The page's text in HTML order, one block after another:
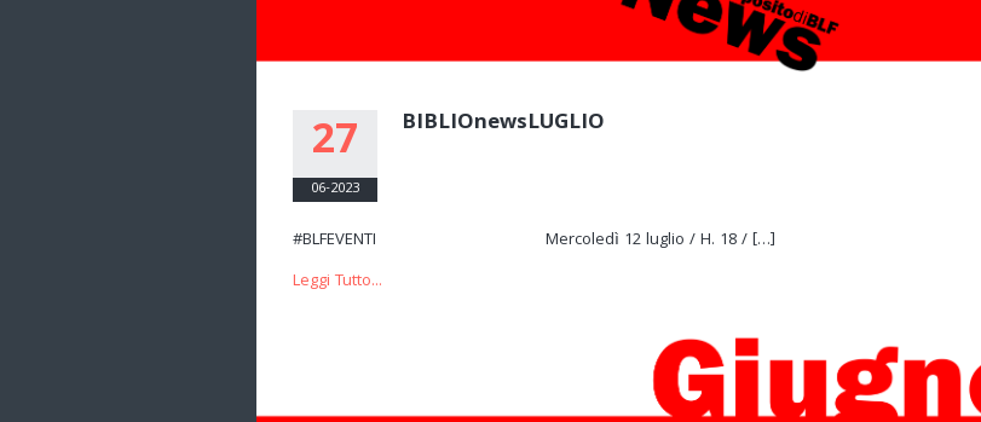
27
06-2023
BIBLIOnewsLUGLIO
#BLFEVENTI Mercoledì 12 luglio / H. 18 / […]
Leggi Tutto...